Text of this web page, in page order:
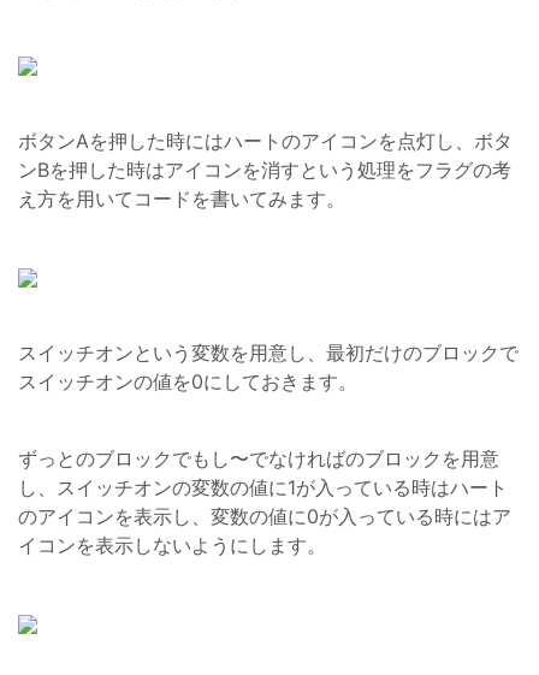
ボタンAを押した時にはハートのアイコンを点灯し、ボタ
ンBを押した時はアイコンを消すという処理をフラグの考
え方を用いてコードを書いてみます。
スイッチオンという変数を用意し、最初だけのブロックで
スイッチオンの値を0にしておきます。
ずっとのブロックでもし〜でなければのブロックを用意
し、スイッチオンの変数の値に1が入っている時はハート
のアイコンを表示し、変数の値に0が入っている時にはア
イコンを表示しないようにします。